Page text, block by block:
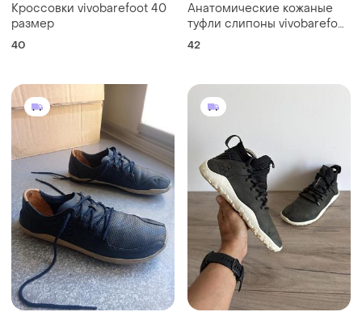
Кроссовки vivobarefoot 40
размер
40
Анатомические кожаные
туфли слипоны vivobarefoot
ra slip on 42 размер (27 см)
42